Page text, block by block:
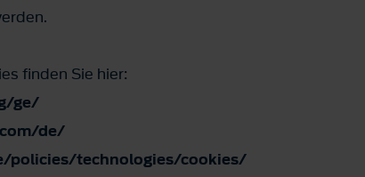
finden Sie hier:
ge/
de/
policies/technologies/cookies/